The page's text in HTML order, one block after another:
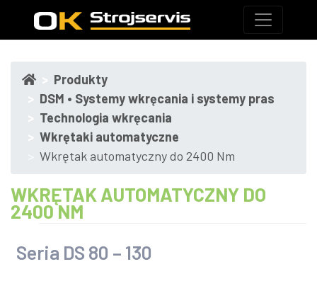
Produkty
DSM • Systemy wkręcania i systemy pras
Technologia wkręcania
Wkrętaki automatyczne
Wkrętak automatyczny do 2400 Nm
WKRĘTAK AUTOMATYCZNY DO
2400 NM
Seria DS 80 – 130